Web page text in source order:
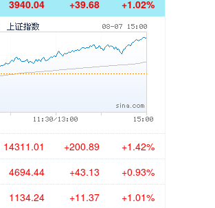
3940.04 +39.68 +1.02%
14311.01 +200.89 +1.42%
4694.44 +43.13 +0.93%
1134.24 +11.37 +1.01%